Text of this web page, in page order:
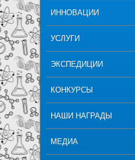
ИННОВАЦИИ
УСЛУГИ
ЭКСПЕДИЦИИ
КОНКУРСЫ
НАШИ НАГРАДЫ
МЕДИА